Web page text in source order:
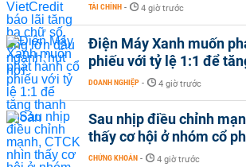
TÀI CHÍNH - 4 giờ trước
Điện Máy Xanh muốn
phiếu với tỷ lệ 1:1 để
DOANH NGHIỆP - 4 giờ trước
Sau nhịp điều chỉnh
thấy cơ hội ở nhóm cổ
CHỨNG KHOÁN - 4 giờ trước